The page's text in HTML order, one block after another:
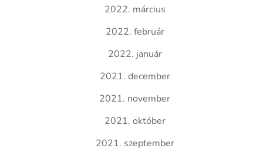
2022. március
2022. február
2022. január
2021. december
2021. november
2021. október
2021. szeptember